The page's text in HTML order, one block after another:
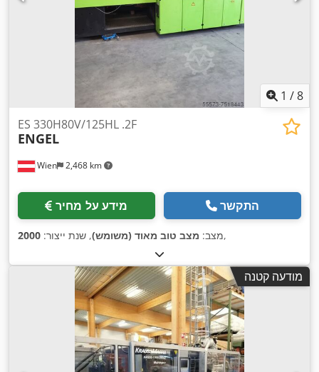
1 /8
Wien 2,468 km
ES 330H80V/125HL .2F
ENGEL
מידע על מחיר התקשר
מצב: מצב טוב מאוד (משומש), שנת ייצור: 2000 ,
מודעה קטנה